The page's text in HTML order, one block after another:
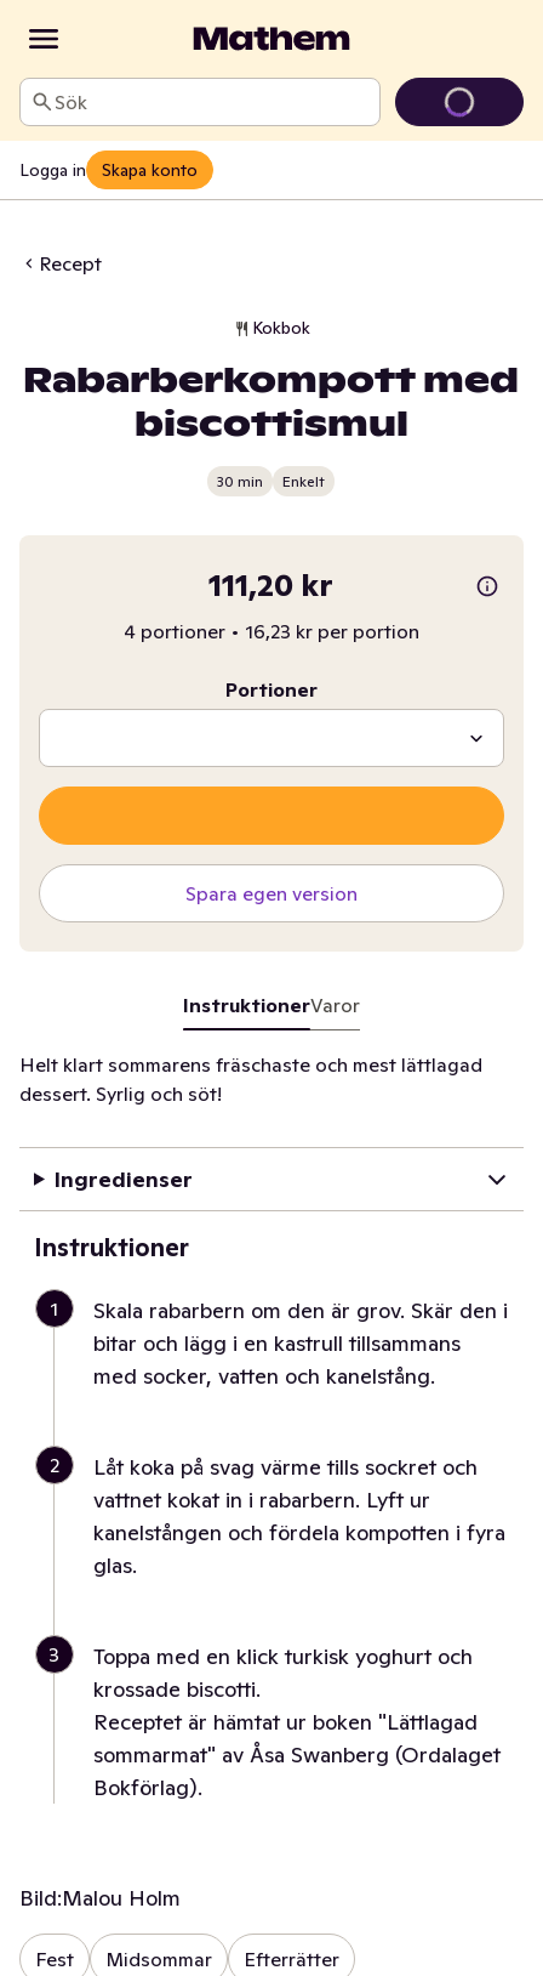
Sök
Logga in Skapa konto
Recept
Kokbok
Rabarberkompott med
biscottismul
30 min Enkelt
111,20 kr
4 portioner • 16,23 kr per portion
Portioner
Spara egen version
InstruktionerVaror
Helt klart sommarens fräschaste och mest lättlagad
dessert. Syrlig och söt!
Ingredienser
Instruktioner
1
Skala rabarbern om den är grov. Skär den i
bitar och lägg i en kastrull tillsammans
med socker, vatten och kanelstång.
2
Låt koka på svag värme tills sockret och
vattnet kokat in i rabarbern. Lyft ur
kanelstången och fördela kompotten i fyra
glas.
3
Toppa med en klick turkisk yoghurt och
krossade biscotti.
Receptet är hämtat ur boken "Lättlagad
sommarmat" av Åsa Swanberg (Ordalaget
Bokförlag).
Bild:Malou Holm
Fest Midsommar Efterrätter